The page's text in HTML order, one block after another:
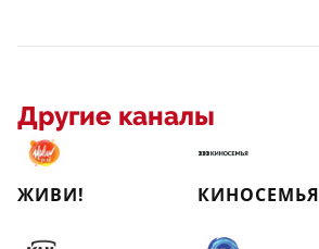
Другие каналы
ЖИВИ! КИНОСЕМЬЯ